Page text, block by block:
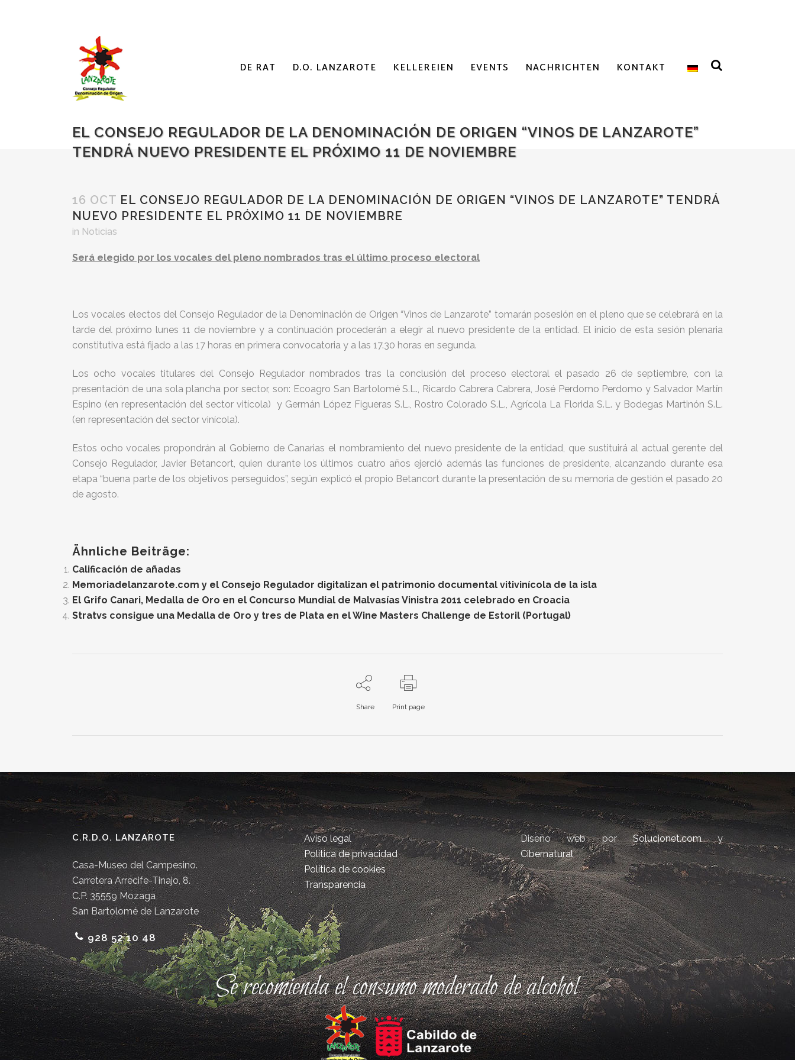
DE RAT D.O. LANZAROTE KELLEREIEN EVENTS NACHRICHTEN KONTAKT
EL CONSEJO REGULADOR DE LA DENOMINACIÓN DE ORIGEN “VINOS DE LANZAROTE”
TENDRÁ NUEVO PRESIDENTE EL PRÓXIMO 11 DE NOVIEMBRE
16 OCT EL CONSEJO REGULADOR DE LA DENOMINACIÓN DE ORIGEN “VINOS DE LANZAROTE” TENDRÁ
NUEVO PRESIDENTE EL PRÓXIMO 11 DE NOVIEMBRE
in Noticias
Será elegido por los vocales del pleno nombrados tras el último proceso electoral
Los vocales electos del Consejo Regulador de la Denominación de Origen “Vinos de Lanzarote” tomarán posesión en el pleno que se celebrará en la
tarde del próximo lunes 11 de noviembre y a continuación procederán a elegir al nuevo presidente de la entidad. El inicio de esta sesión plenaria
constitutiva está fijado a las 17 horas en primera convocatoria y a las 17.30 horas en segunda.
Los ocho vocales titulares del Consejo Regulador nombrados tras la conclusión del proceso electoral el pasado 26 de septiembre, con la
presentación de una sola plancha por sector, son: Ecoagro San Bartolomé S.L., Ricardo Cabrera Cabrera, José Perdomo Perdomo y Salvador Martín
Espino (en representación del sector vitícola) y Germán López Figueras S.L., Rostro Colorado S.L., Agrícola La Florida S.L. y Bodegas Martinón S.L.
(en representación del sector vinícola).
Estos ocho vocales propondrán al Gobierno de Canarias el nombramiento del nuevo presidente de la entidad, que sustituirá al actual gerente del
Consejo Regulador, Javier Betancort, quien durante los últimos cuatro años ejerció además las funciones de presidente, alcanzando durante esa
etapa “buena parte de los objetivos perseguidos”, según explicó el propio Betancort durante la presentación de su memoria de gestión el pasado 20
de agosto.
Ähnliche Beiträge:
Calificación de añadas
Memoriadelanzarote.com y el Consejo Regulador digitalizan el patrimonio documental vitivinícola de la isla
El Grifo Canari, Medalla de Oro en el Concurso Mundial de Malvasías Vinistra 2011 celebrado en Croacia
Stratvs consigue una Medalla de Oro y tres de Plata en el Wine Masters Challenge de Estoril (Portugal)
Share Print page
C.R.D.O. LANZAROTE
Casa-Museo del Campesino.
Carretera Arrecife-Tinajo, 8.
C.P. 35559 Mozaga
San Bartolomé de Lanzarote
928 52 10 48
Aviso legal
Política de privacidad
Política de cookies
Transparencia
Diseño web porSolucionet.comy
Cibernatural
Se recomienda el consumo moderado de alcohol